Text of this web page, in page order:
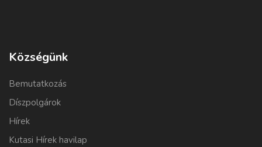
Községünk
Bemutatkozás
Díszpolgárok
Hírek
Kutasi Hírek havilap